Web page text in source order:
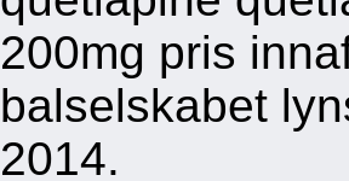
200mg pris
balselskabet
2014.